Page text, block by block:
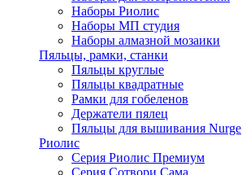
Наборы Риолис
Наборы МП студия
Наборы алмазной мозаики
Пяльцы, рамки, станки
Пяльцы круглые
Пяльцы квадратные
Рамки для гобеленов
Держатели пялец
Пяльцы для вышивания Nurge
Риолис
Серия Риолис Премиум
Серия Сотвори Сама